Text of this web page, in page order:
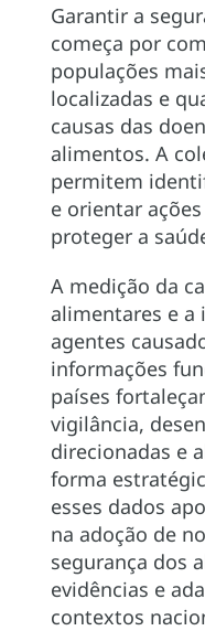
Garantir a
começa por
populações
localizadas e
causas das
alimentos. A
permitem
e orientar
proteger a
A medição da
alimentares e a
agentes
informações
países
vigilância,
direcionadas e
forma
esses dados
na adoção de
segurança dos
evidências e
contextos